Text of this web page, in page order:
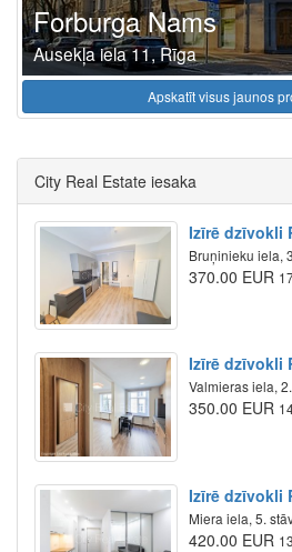
Forburga Nams
Ausekļa iela 11, Rīga
Apskatīt visus jaunos
City Real Estate iesaka
Izīrē dzīvokli
Bruņinieku iela,
370.00 EUR
Izīrē dzīvokli
Valmieras iela,
350.00 EUR
Izīrē dzīvokli
Miera iela, 5.
420.00 EUR